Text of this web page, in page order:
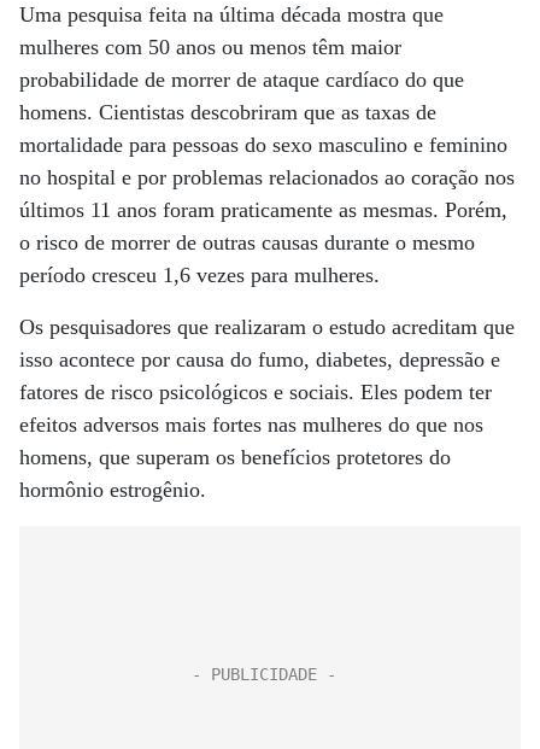
Uma pesquisa feita na última década mostra que
mulheres com 50 anos ou menos têm maior
probabilidade de morrer de ataque cardíaco do que
homens. Cientistas descobriram que as taxas de
mortalidade para pessoas do sexo masculino e feminino
no hospital e por problemas relacionados ao coração nos
últimos 11 anos foram praticamente as mesmas. Porém,
o risco de morrer de outras causas durante o mesmo
período cresceu 1,6 vezes para mulheres.
Os pesquisadores que realizaram o estudo acreditam que
isso acontece por causa do fumo, diabetes, depressão e
fatores de risco psicológicos e sociais. Eles podem ter
efeitos adversos mais fortes nas mulheres do que nos
homens, que superam os benefícios protetores do
hormônio estrogênio.